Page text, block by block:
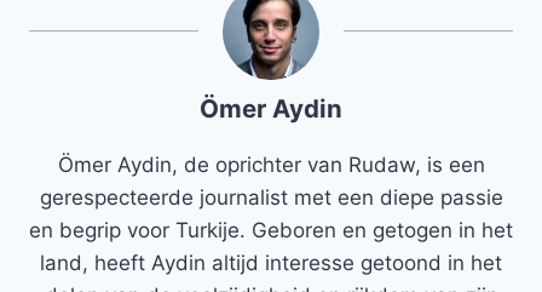
Ömer Aydin
Ömer Aydin, de oprichter van Rudaw, is een
gerespecteerde journalist met een diepe passie
en begrip voor Turkije. Geboren en getogen in het
land, heeft Aydin altijd interesse getoond in het